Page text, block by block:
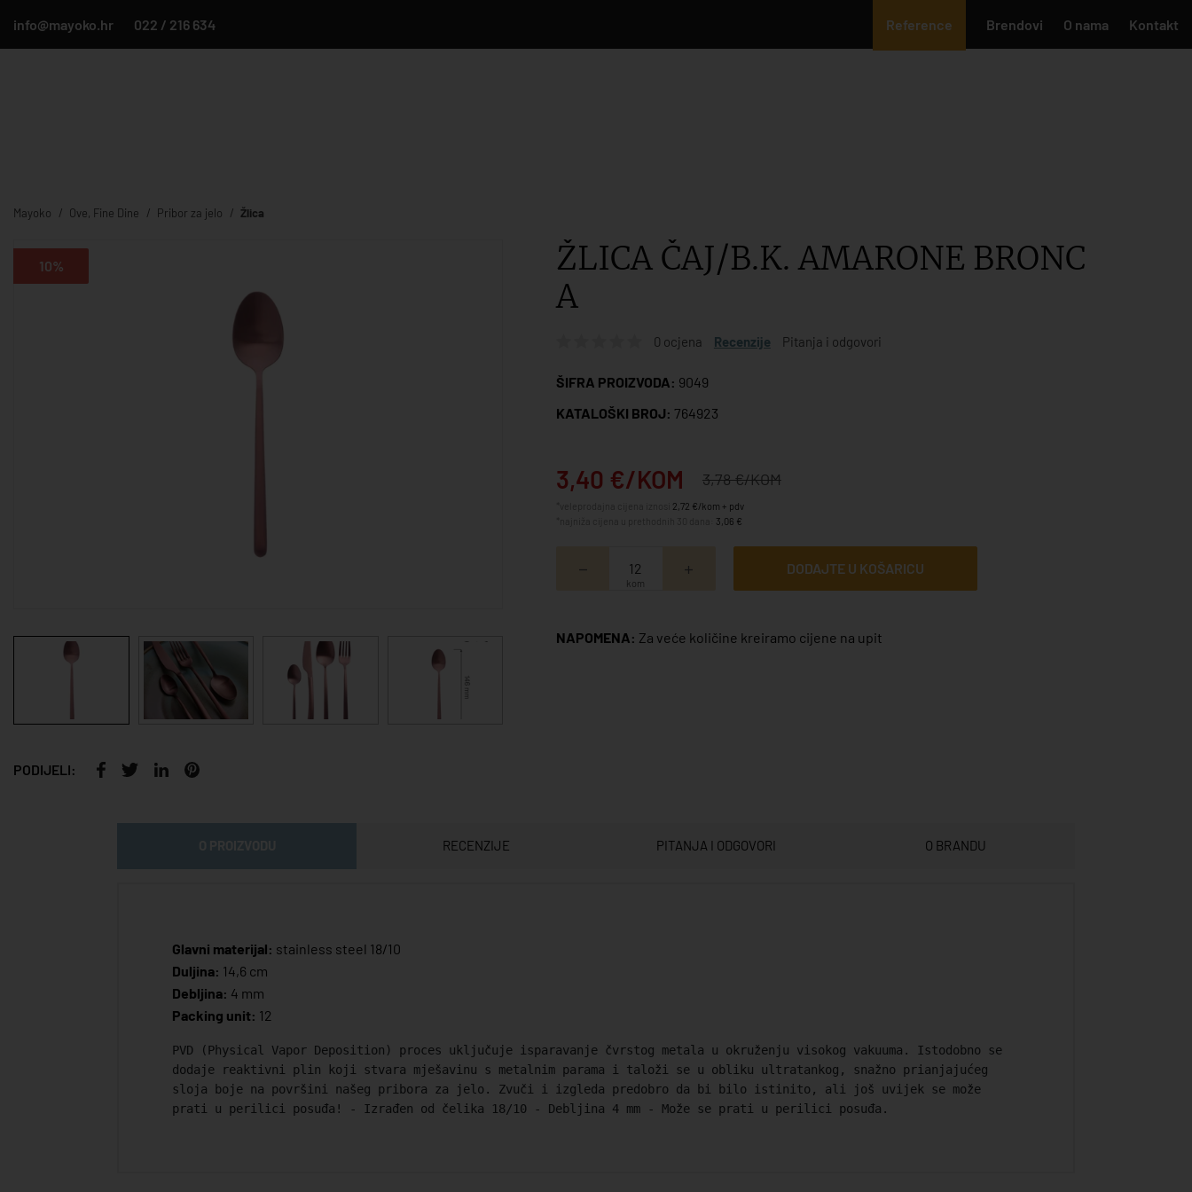
info@mayoko.hr 022 / 216 634 Reference Brendovi O nama Kontakt
Mayoko Ove, Fine Dine Pribor za jelo Žlica
10%
PODIJELI:
ŽLICA ČAJ/B.K. AMARONE BRONC
A
0 ocjena Recenzije Pitanja i odgovori
ŠIFRA PROIZVODA: 9049
KATALOŠKI BROJ: 764923
3,40 €/KOM 3,78 €/KOM
2,72 €/kom + pdv
3,06 €
kom
DODAJTE U KOŠARICU
NAPOMENA: Za veće količine kreiramo cijene na upit
RECENZIJE PITANJA I ODGOVORI O BRANDU
Glavni materijal: stainless steel 18/10
Duljina: 14,6 cm
Debljina: 4 mm
Packing unit: 12
PVD (Physical Vapor Deposition) proces uključuje isparavanje čvrstog metala u okruženju visokog vakuuma. Istodobno se
dodaje reaktivni plin koji stvara mješavinu s metalnim parama i taloži se u obliku ultratankog, snažno prianjajućeg
sloja boje na površini našeg pribora za jelo. Zvuči i izgleda predobro da bi bilo istinito, ali još uvijek se može
prati u perilici posuđa! - Izrađen od čelika 18/10 - Debljina 4 mm - Može se prati u perilici posuđa.